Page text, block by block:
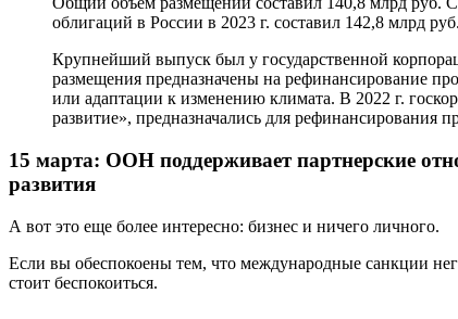
облигаций в России в 2023 г. составил 142,8 млрд руб.
Крупнейший выпуск был у государственной
размещения предназначены на рефинансирование
или адаптации к изменению климата. В 2022 г.
развитие», предназначались для рефинансирования
15 марта: ООН поддерживает партнерские
развития
А вот это еще более интересно: бизнес и ничего личного.
Если вы обеспокоены тем, что международные санкции
стоит беспокоиться.